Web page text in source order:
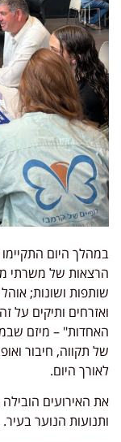
במהלך היום התקיימו
הרצאות של משרתי
שותפות ושונות;
ואזרחים ותיקים על
האחדות" – מיזם
של תקווה, חיבור
לאורך היום.
את האירועים
ותנועות הנוער בעיר.